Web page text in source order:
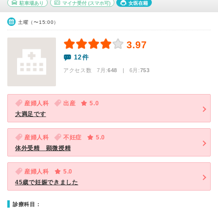
駐車場あり マイナ受付(スマホ可) 女医在籍
土曜（〜15:00）
3.97
12件
アクセス数 7月:648 | 6月:753
産婦人科 出産
5.0
大満足です
産婦人科 不妊症
5.0
体外受精 顕微授精
産婦人科
5.0
45歳で妊娠できました
診療科目：